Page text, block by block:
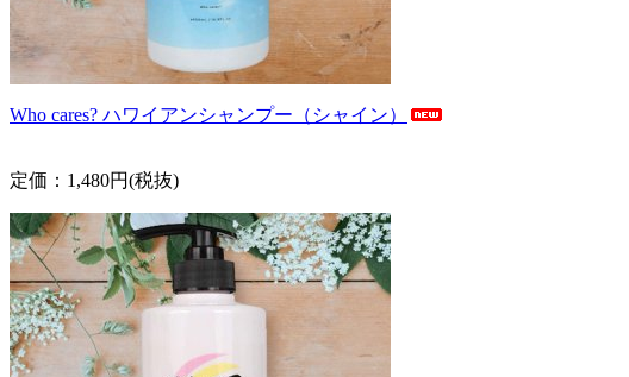
Who cares? ハワイアンシャンプー（シャイン）
定価：1,480円(税抜)